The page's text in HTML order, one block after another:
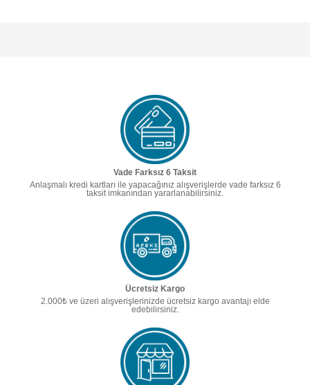
Vade Farksız 6 Taksit
Anlaşmalı kredi kartları ile yapacağınız alışverişlerde vade farksız 6
taksit imkanından yararlanabilirsiniz.
Ücretsiz Kargo
2.000₺ ve üzeri alışverişlerinizde ücretsiz kargo avantajı elde
edebilirsiniz.